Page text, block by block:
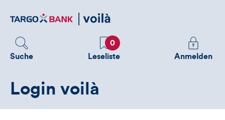
zum
Suche
Favoriten
0
Leseliste
Melden
Sie
Anmelden
Login voilà